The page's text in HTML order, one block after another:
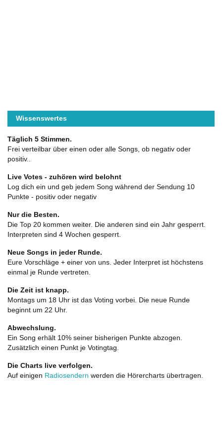
Wissenswertes
Täglich 5 Stimmen.
Frei verteilbar über einen oder alle Songs, ob negativ oder
positiv..
Live Votes - zuhören wird belohnt
Log dich ein und geb jedem Song während der Sendung 10
Punkte - positiv oder negativ
Nur die Besten.
Die Top 20 kommen weiter. Die anderen sind ein Jahr gesperrt.
Interpreten sind 4 Wochen gesperrt.
Neue Songs in jeder Runde.
Eure Vorschläge + einer von uns. Jeder Interpret ist höchstens
einmal je Runde vertreten.
Die Zeit ist knapp.
Montags um 18 Uhr ist das Voting vorbei. Die neue Runde
beginnt um 22 Uhr.
Abwechslung.
Ein Song erhält 10% seiner bisherigen Punkte abzogen.
Zusätzlich einen Punkt je Votingtag.
Die Charts live verfolgen.
Auf einigen Radiosendern werden die Hörercharts übertragen.